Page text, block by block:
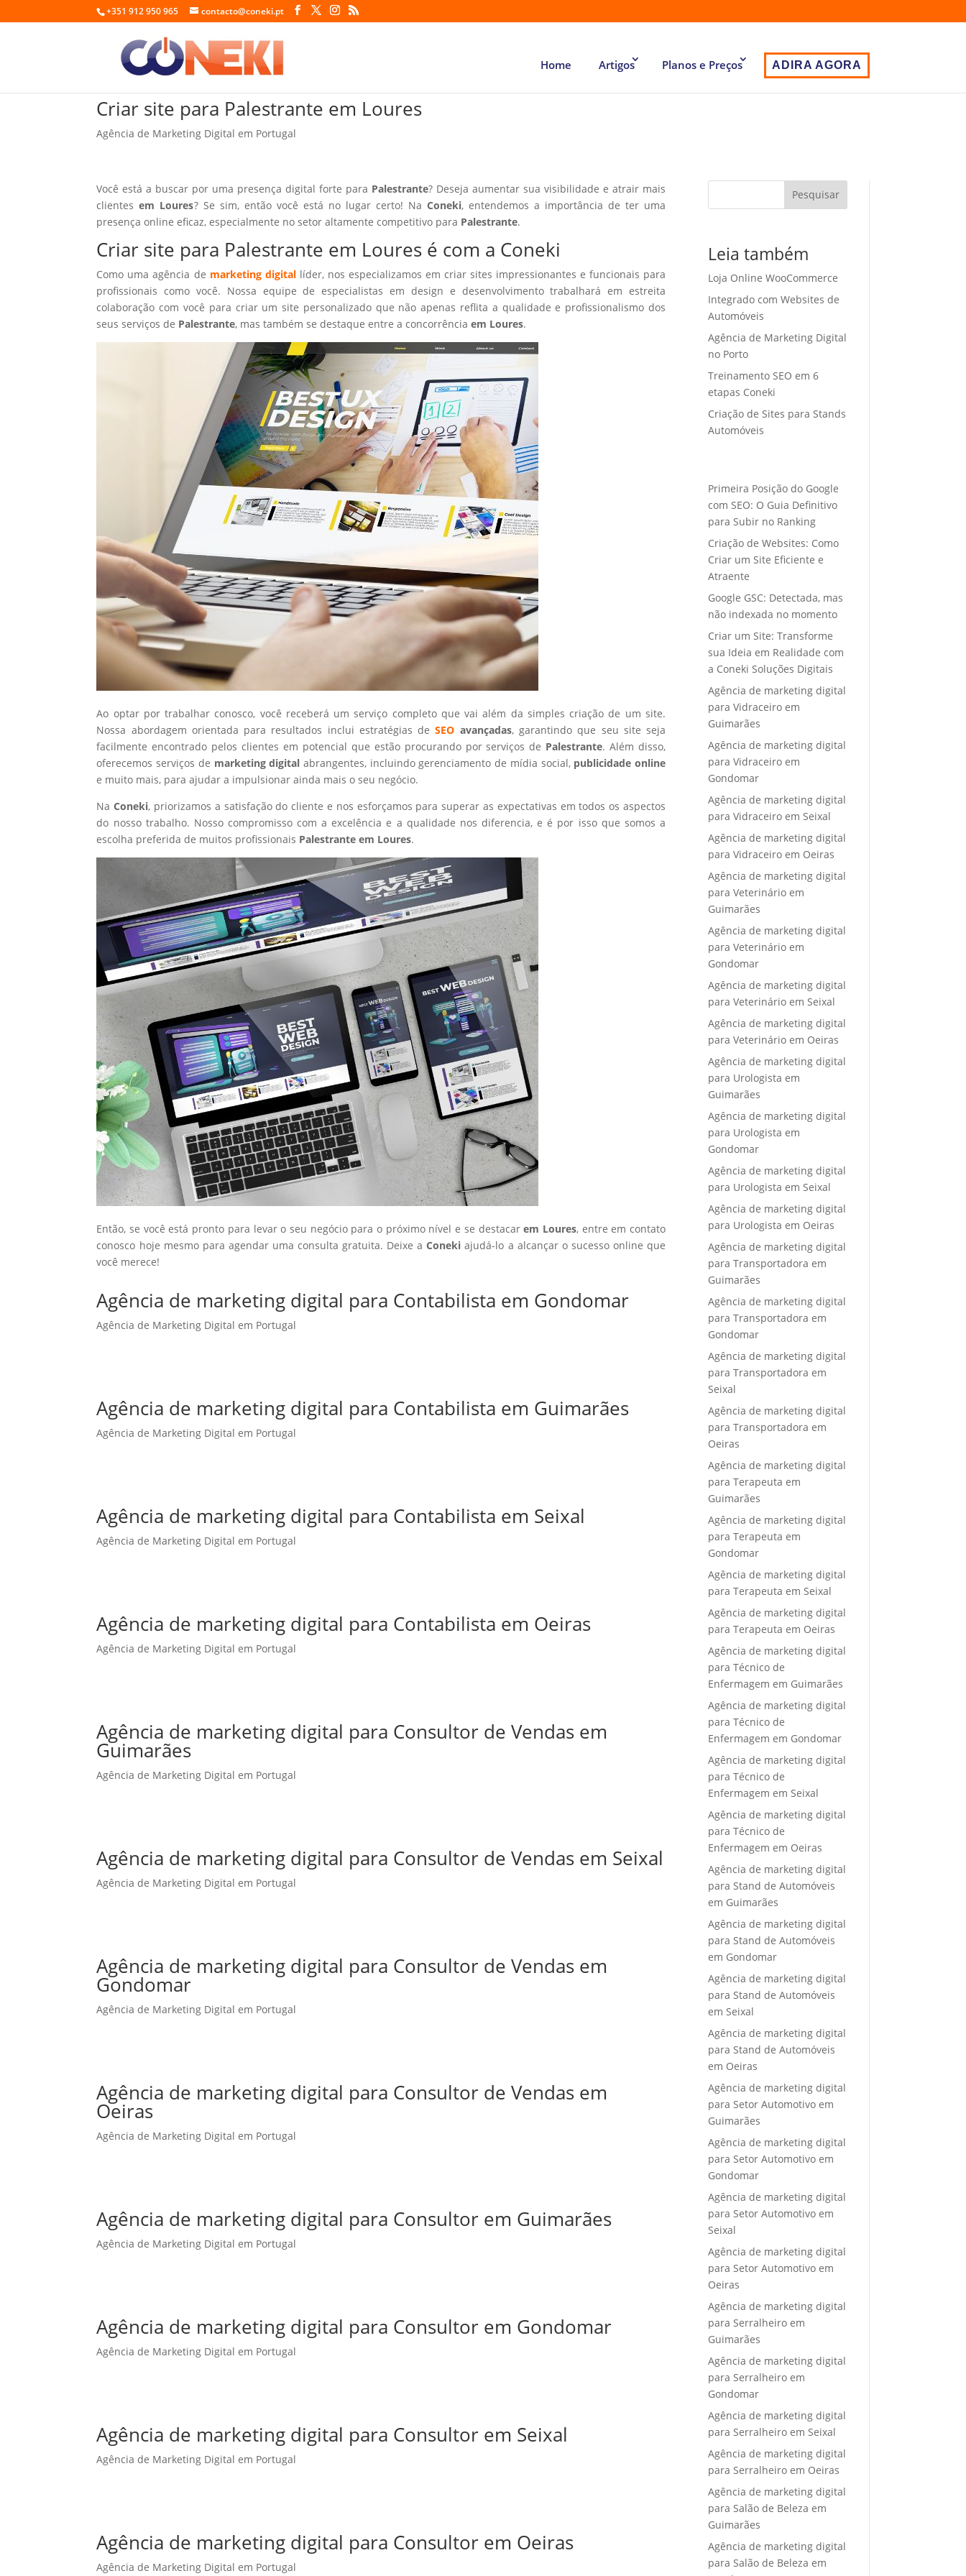
+351 912 950 965 contacto@coneki.pt
Home Artigos Planos e Preços ADIRA AGORA
Criar site para Palestrante em Loures
Agência de Marketing Digital em Portugal
Você está a buscar por uma presença digital forte para Palestrante? Deseja aumentar sua visibilidade e atrair mais
clientesem Loures? Se sim, então você está no lugar certo! Na Coneki, entendemos a importância de ter uma
presença online eficaz, especialmente no setor altamente competitivo para Palestrante.
Criar site para Palestrante em Loures é com a Coneki
Como uma agência de marketing digitallíder, nos especializamos em criar sites impressionantes e funcionais para
profissionais como você. Nossa equipe de especialistas em design e desenvolvimento trabalhará em estreita
colaboração com você para criar um site personalizado que não apenas reflita a qualidade e profissionalismo dos
seus serviços de Palestrante, mas também se destaque entre a concorrênciaem Loures.
Ao optar por trabalhar conosco, você receberá um serviço completo que vai além da simples criação de um site.
Nossa abordagem orientada para resultados inclui estratégias deSEO avançadas, garantindo que seu site seja
facilmente encontrado pelos clientes em potencial que estão procurando por serviços de Palestrante. Além disso,
oferecemos serviços de marketing digital abrangentes, incluindo gerenciamento de mídia social, publicidade online
e muito mais, para ajudar a impulsionar ainda mais o seu negócio.
NaConeki, priorizamos a satisfação do cliente e nos esforçamos para superar as expectativas em todos os aspectos
do nosso trabalho. Nosso compromisso com a excelência e a qualidade nos diferencia, e é por isso que somos a
escolha preferida de muitos profissionais Palestrante em Loures.
Então, se você está pronto para levar o seu negócio para o próximo nível e se destacarem Loures, entre em contato
conosco hoje mesmo para agendar uma consulta gratuita. Deixe aConeki ajudá-lo a alcançar o sucesso online que
você merece!
Agência de marketing digital para Contabilista em Gondomar
Agência de Marketing Digital em Portugal
Agência de marketing digital para Contabilista em Guimarães
Agência de Marketing Digital em Portugal
Agência de marketing digital para Contabilista em Seixal
Agência de Marketing Digital em Portugal
Agência de marketing digital para Contabilista em Oeiras
Agência de Marketing Digital em Portugal
Agência de marketing digital para Consultor de Vendas em
Guimarães
Agência de Marketing Digital em Portugal
Agência de marketing digital para Consultor de Vendas em Seixal
Agência de Marketing Digital em Portugal
Agência de marketing digital para Consultor de Vendas em
Gondomar
Agência de Marketing Digital em Portugal
Agência de marketing digital para Consultor de Vendas em
Oeiras
Agência de Marketing Digital em Portugal
Agência de marketing digital para Consultor em Guimarães
Agência de Marketing Digital em Portugal
Agência de marketing digital para Consultor em Gondomar
Agência de Marketing Digital em Portugal
Agência de marketing digital para Consultor em Seixal
Agência de Marketing Digital em Portugal
Agência de marketing digital para Consultor em Oeiras
Agência de Marketing Digital em Portugal
Pesquisar
Leia também
Loja Online WooCommerce
Integrado com Websites de
Automóveis
Agência de Marketing Digital
no Porto
Treinamento SEO em 6
etapas Coneki
Criação de Sites para Stands
Automóveis
Primeira Posição do Google
com SEO: O Guia Definitivo
para Subir no Ranking
Criação de Websites: Como
Criar um Site Eficiente e
Atraente
Google GSC: Detectada, mas
não indexada no momento
Criar um Site: Transforme
sua Ideia em Realidade com
a Coneki Soluções Digitais
Agência de marketing digital
para Vidraceiro em
Guimarães
Agência de marketing digital
para Vidraceiro em
Gondomar
Agência de marketing digital
para Vidraceiro em Seixal
Agência de marketing digital
para Vidraceiro em Oeiras
Agência de marketing digital
para Veterinário em
Guimarães
Agência de marketing digital
para Veterinário em
Gondomar
Agência de marketing digital
para Veterinário em Seixal
Agência de marketing digital
para Veterinário em Oeiras
Agência de marketing digital
para Urologista em
Guimarães
Agência de marketing digital
para Urologista em
Gondomar
Agência de marketing digital
para Urologista em Seixal
Agência de marketing digital
para Urologista em Oeiras
Agência de marketing digital
para Transportadora em
Guimarães
Agência de marketing digital
para Transportadora em
Gondomar
Agência de marketing digital
para Transportadora em
Seixal
Agência de marketing digital
para Transportadora em
Oeiras
Agência de marketing digital
para Terapeuta em
Guimarães
Agência de marketing digital
para Terapeuta em
Gondomar
Agência de marketing digital
para Terapeuta em Seixal
Agência de marketing digital
para Terapeuta em Oeiras
Agência de marketing digital
para Técnico de
Enfermagem em Guimarães
Agência de marketing digital
para Técnico de
Enfermagem em Gondomar
Agência de marketing digital
para Técnico de
Enfermagem em Seixal
Agência de marketing digital
para Técnico de
Enfermagem em Oeiras
Agência de marketing digital
para Stand de Automóveis
em Guimarães
Agência de marketing digital
para Stand de Automóveis
em Gondomar
Agência de marketing digital
para Stand de Automóveis
em Seixal
Agência de marketing digital
para Stand de Automóveis
em Oeiras
Agência de marketing digital
para Setor Automotivo em
Guimarães
Agência de marketing digital
para Setor Automotivo em
Gondomar
Agência de marketing digital
para Setor Automotivo em
Seixal
Agência de marketing digital
para Setor Automotivo em
Oeiras
Agência de marketing digital
para Serralheiro em
Guimarães
Agência de marketing digital
para Serralheiro em
Gondomar
Agência de marketing digital
para Serralheiro em Seixal
Agência de marketing digital
para Serralheiro em Oeiras
Agência de marketing digital
para Salão de Beleza em
Guimarães
Agência de marketing digital
para Salão de Beleza em